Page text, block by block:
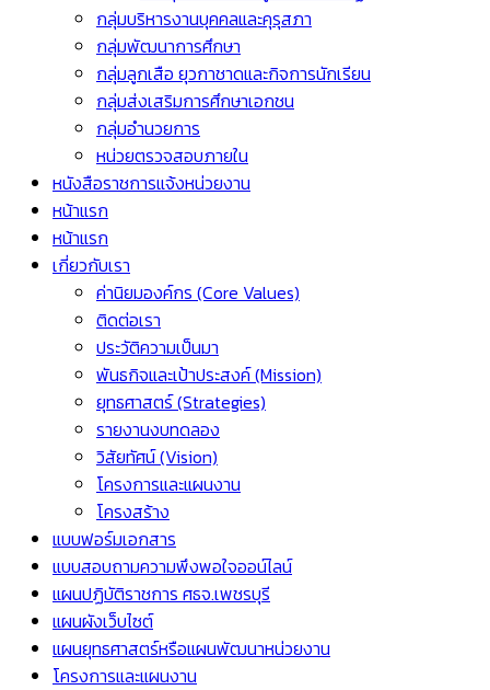
กลุ่มบริหารงานบุคคลและคุรุสภา
กลุ่มพัฒนาการศึกษา
กลุ่มลูกเสือ ยุวกาชาดและกิจการนักเรียน
กลุ่มส่งเสริมการศึกษาเอกชน
กลุ่มอำนวยการ
หน่วยตรวจสอบภายใน
หนังสือราชการแจ้งหน่วยงาน
หน้าแรก
หน้าแรก
เกี่ยวกับเรา
ค่านิยมองค์กร (Core Values)
ติดต่อเรา
ประวัติความเป็นมา
พันธกิจและเป้าประสงค์ (Mission)
ยุทธศาสตร์ (Strategies)
รายงานงบทดลอง
วิสัยทัศน์ (Vision)
โครงการและแผนงาน
โครงสร้าง
แบบฟอร์มเอกสาร
แบบสอบถามความพึงพอใจออน์ไลน์
แผนปฏิบัติราชการ ศธจ.เพชรบุรี
แผนผังเว็บไซต์
แผนยุทธศาสตร์หรือแผนพัฒนาหน่วยงาน
โครงการและแผนงาน